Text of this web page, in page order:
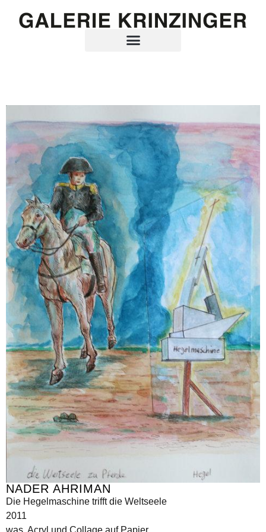
NADER AHRIMAN
Die Hegelmaschine trifft die Weltseele
2011
was, Acryl und Collage auf Papier